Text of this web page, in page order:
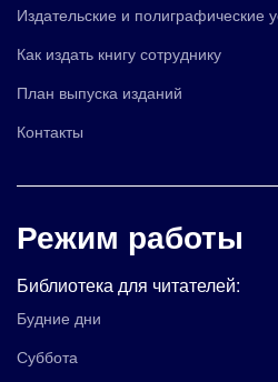
Издательские и полиграфические
Как издать книгу сотруднику
План выпуска изданий
Контакты
Режим работы
Библиотека для читателей:
Будние дни
Суббота